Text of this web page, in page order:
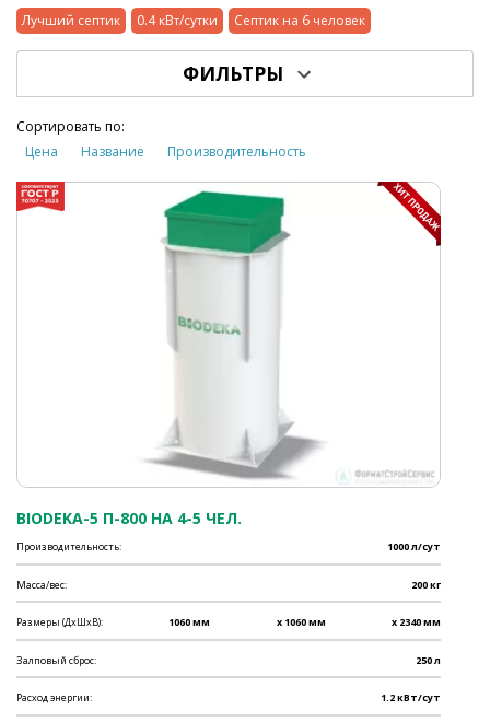
Лучший септик
0.4 кВт/сутки Септик на 6 человек
ФИЛЬТРЫ
Сортировать по:
Цена
Название Производительность
BIODEKA-5 П-800 НА 4-5 ЧЕЛ.
Производительность: 1000 л/сут
Масса/вес: 200 кг
Размеры (ДхШхВ): 1060 мм x 1060 мм x 2340 мм
Залповый сброс: 250 л
Расход энергии: 1.2 кВт/сут